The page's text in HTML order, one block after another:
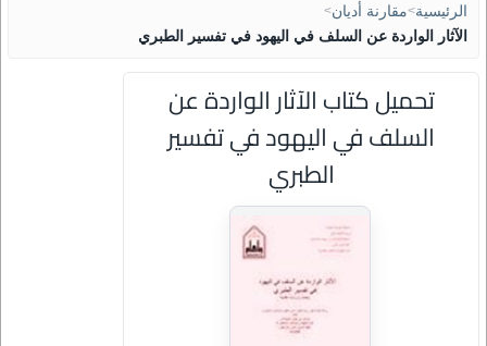
الرئيسية>مقارنة أديان>
الآثار الواردة عن السلف في اليهود في تفسير الطبري
تحميل كتاب الآثار الواردة عن
السلف في اليهود في تفسير
الطبري